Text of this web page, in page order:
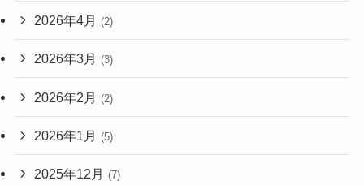
2026年4月 (2)
2026年3月 (3)
2026年2月 (2)
2026年1月 (5)
2025年12月 (7)